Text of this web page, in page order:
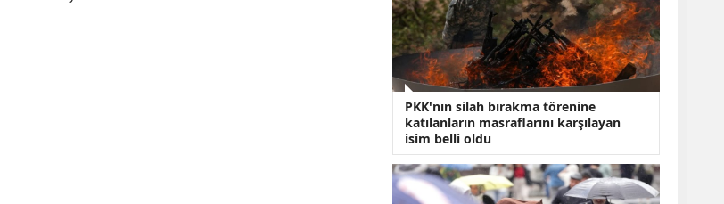
KOBİ’lere Dev
Finansman Hamlesi:
36 Ay Vadeli 30
Milyon TL Destek
Emekli Maaşlarında
Temmuz Hesabı:
Zam Oranı ve Taban
Aylık İçin Yeni
PKK'nın silah bırakma törenine
katılanların masraflarını karşılayan
isim belli oldu